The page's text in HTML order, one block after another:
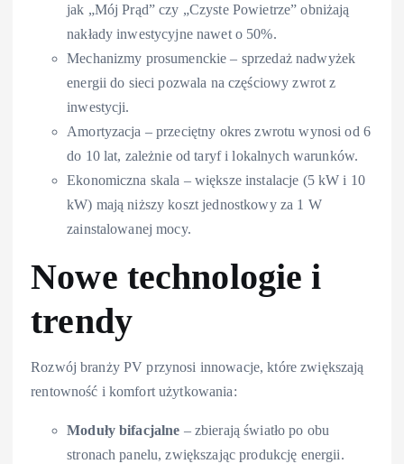
jak „Mój Prąd” czy „Czyste Powietrze” obniżają
nakłady inwestycyjne nawet o 50%.
Mechanizmy prosumenckie – sprzedaż nadwyżek
energii do sieci pozwala na częściowy zwrot z
inwestycji.
Amortyzacja – przeciętny okres zwrotu wynosi od 6
do 10 lat, zależnie od taryf i lokalnych warunków.
Ekonomiczna skala – większe instalacje (5 kW i 10
kW) mają niższy koszt jednostkowy za 1 W
zainstalowanej mocy.
Nowe technologie i
trendy
Rozwój branży PV przynosi innowacje, które zwiększają
rentowność i komfort użytkowania:
Moduły bifacjalne – zbierają światło po obu
stronach panelu, zwiększając produkcję energii.